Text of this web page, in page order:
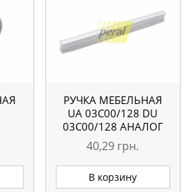
РУЧКА МЕБЕЛЬНАЯ
UA 03С00/128 DU
03С00/128 АНАЛОГ
40,29 грн.
В корзину